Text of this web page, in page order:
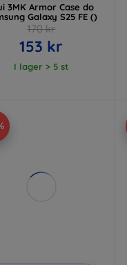
3MK Armor Case do
Galaxy S25 FE ()
170 kr
153 kr
I lager > 5 st